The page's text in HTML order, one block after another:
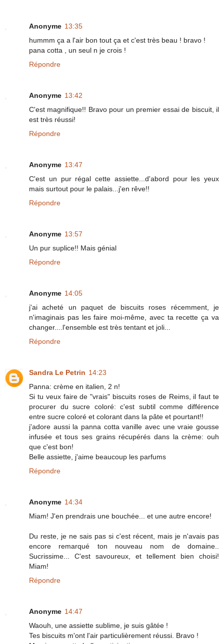
Anonyme 13:35
hummm ça a l'air bon tout ça et c'est très beau ! bravo !
pana cotta , un seul n je crois !
Répondre
Anonyme 13:42
C'est magnifique!! Bravo pour un premier essai de biscuit, il
est très réussi!
Répondre
Anonyme 13:47
C'est un pur régal cette assiette...d'abord pour les yeux
mais surtout pour le palais...j'en rêve!!
Répondre
Anonyme 13:57
Un pur suplice!! Mais génial
Répondre
Anonyme 14:05
j'ai acheté un paquet de biscuits roses récemment, je
n'imaginais pas les faire moi-même, avec ta recette ça va
changer....l'ensemble est très tentant et joli...
Répondre
Sandra Le Petrin 14:23
Panna: crème en italien, 2 n!
Si tu veux faire de "vrais" biscuits roses de Reims, il faut te
procurer du sucre coloré: c'est subtil comme différence
entre sucre coloré et colorant dans la pâte et pourtant!!
j'adore aussi la panna cotta vanille avec une vraie gousse
infusée et tous ses grains récupérés dans la crème: ouh
que c'est bon!
Belle assiette, j'aime beaucoup les parfums
Répondre
Anonyme 14:34
Miam! J'en prendrais une bouchée... et une autre encore!
Du reste, je ne sais pas si c'est récent, mais je n'avais pas
encore remarqué ton nouveau nom de domaine..
Sucrissime... C'est savoureux, et tellement bien choisi!
Miam!
Répondre
Anonyme 14:47
Waouh, une assiette sublime, je suis gâtée !
Tes biscuits m'ont l'air particulièrement réussi. Bravo !